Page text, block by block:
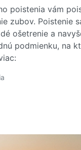
poistenia vám
zubov. Poistenie
ošetrenie a
podmienku, na
vám cestovné